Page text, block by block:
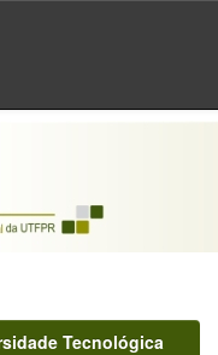
Tecnológica